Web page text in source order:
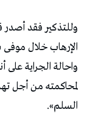
وللتذكير فقد أصدر
واحالة الجراية على
لمحاكمته من أجل
السلم».